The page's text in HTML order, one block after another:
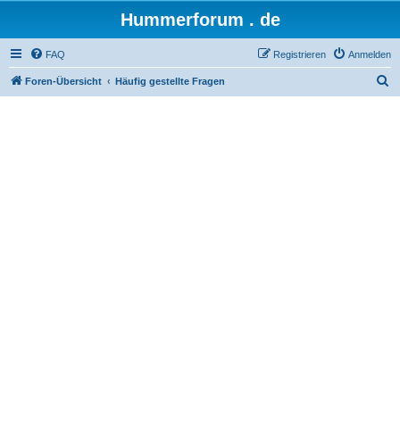
Hummerforum . de
FAQ Anmelden
Registrieren
Foren-Übersicht Häufig gestellte Fragen